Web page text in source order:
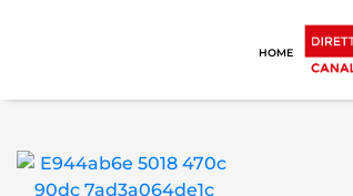
HOME